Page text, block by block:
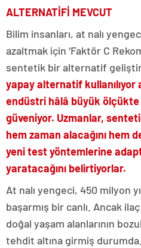
ALTERNATİFİ MEVCUT
Bilim insanları, at nalı yengeci
azaltmak için ‘Faktör C
sentetik bir alternatif
yapay alternatif
endüstri hâlâ büyük ölçükte
güveniyor. Uzmanlar,
hem zaman alacağını hem
yeni test yöntemlerine
yaratacağını belirtiyorlar.
At nalı yengeci, 450 milyon
başarmış bir canlı. Ancak
doğal yaşam alanlarının
tehdit altına girmiş